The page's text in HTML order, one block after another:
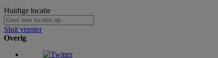
Huidige locatie
Sluit venster
Overig